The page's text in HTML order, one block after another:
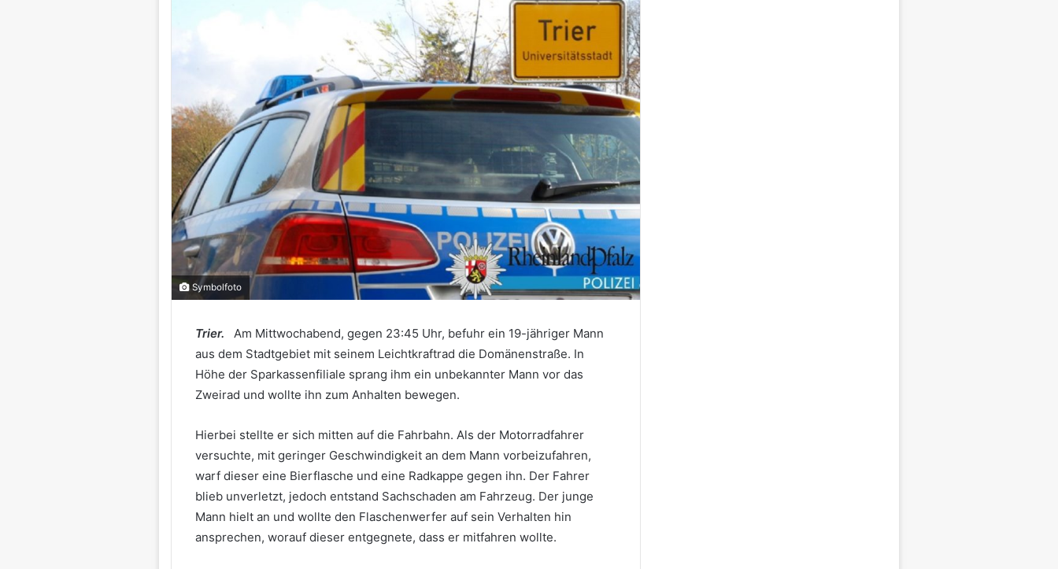
Symbolfoto
Trier. Am Mittwochabend, gegen 23:45 Uhr, befuhr ein 19-jähriger Mann
aus dem Stadtgebiet mit seinem Leichtkraftrad die Domänenstraße. In
Höhe der Sparkassenfiliale sprang ihm ein unbekannter Mann vor das
Zweirad und wollte ihn zum Anhalten bewegen.
Hierbei stellte er sich mitten auf die Fahrbahn. Als der Motorradfahrer
versuchte, mit geringer Geschwindigkeit an dem Mann vorbeizufahren,
warf dieser eine Bierflasche und eine Radkappe gegen ihn. Der Fahrer
blieb unverletzt, jedoch entstand Sachschaden am Fahrzeug. Der junge
Mann hielt an und wollte den Flaschenwerfer auf sein Verhalten hin
ansprechen, worauf dieser entgegnete, dass er mitfahren wollte.